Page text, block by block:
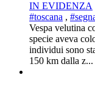
IN EVIDENZA
#toscana ,
Vespa velutina
specie aveva
individui sono
150 km dalla z...